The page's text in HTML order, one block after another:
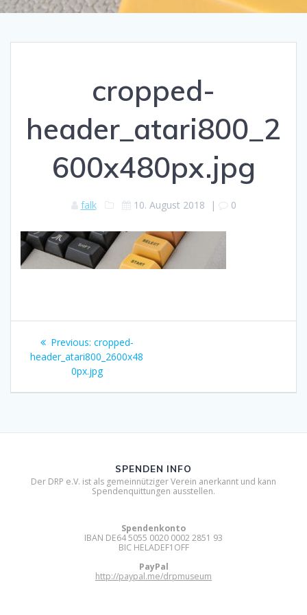
cropped-
header_atari800_2
600x480px.jpg
falk 10. August 2018 | 0
Beitragsnavigation
Previous: Previous
post:
cropped-
header_atari800_2600x48
0px.jpg
SPENDEN INFO
Der DRP e.V. ist als gemeinnütziger Verein anerkannt und kann
Spendenquittungen ausstellen.
Spendenkonto
IBAN DE64 5055 0020 0002 2851 93
BIC HELADEF1OFF
PayPal
http://paypal.me/drpmuseum